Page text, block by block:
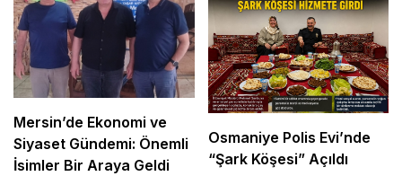
Mersin’de Ekonomi ve
Siyaset Gündemi: Önemli
İsimler Bir Araya Geldi
Osmaniye Polis Evi’nde
“Şark Köşesi” Açıldı